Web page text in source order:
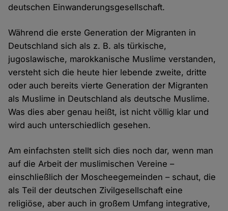
deutschen Einwanderungsgesellschaft.
Während die erste Generation der Migranten in
Deutschland sich als z. B. als türkische,
jugoslawische, marokkanische Muslime verstanden,
versteht sich die heute hier lebende zweite, dritte
oder auch bereits vierte Generation der Migranten
als Muslime in Deutschland als deutsche Muslime.
Was dies aber genau heißt, ist nicht völlig klar und
wird auch unterschiedlich gesehen.
Am einfachsten stellt sich dies noch dar, wenn man
auf die Arbeit der muslimischen Vereine –
einschließlich der Moscheegemeinden – schaut, die
als Teil der deutschen Zivilgesellschaft eine
religiöse, aber auch in großem Umfang integrative,